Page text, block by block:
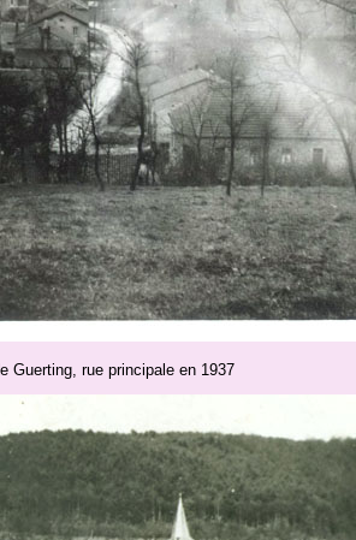
Guerting, rue principale en 1937